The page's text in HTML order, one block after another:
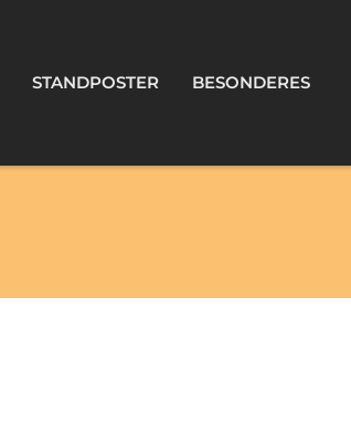
STANDPOSTER BESONDERES